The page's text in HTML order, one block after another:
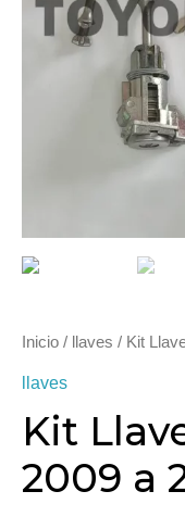
Inicio / llaves / Kit
llaves
Kit
2009 a
2014